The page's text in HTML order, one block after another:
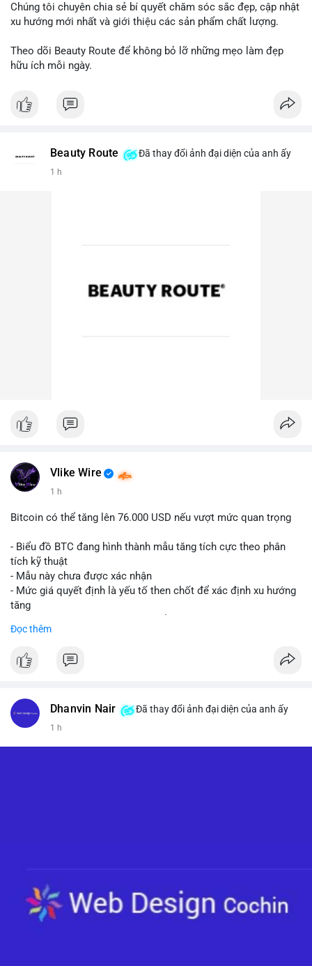
Chúng tôi chuyên chia sẻ bí quyết chăm sóc sắc đẹp, cập nhật
xu hướng mới nhất và giới thiệu các sản phẩm chất lượng.
Theo dõi Beauty Route để không bỏ lỡ những mẹo làm đẹp
hữu ích mỗi ngày.
Beauty Route Đã thay đổi ảnh đại diện của anh ấy
1 h
Vlike Wire
1 h
Bitcoin có thể tăng lên 76.000 USD nếu vượt mức quan trọng
- Biểu đồ BTC đang hình thành mẫu tăng tích cực theo phân
tích kỹ thuật
- Mẫu này chưa được xác nhận
- Mức giá quyết định là yếu tố then chốt để xác định xu hướng
tăng
#vlikevn #titanbot
Đọc thêm
Dhanvin Nair Đã thay đổi ảnh đại diện của anh ấy
1 h